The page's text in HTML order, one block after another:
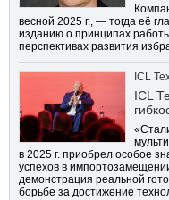
весной 2025 г., — тогда её
изданию о принципах
перспективах развития
ICL
ICL
в 2025 г. приобрел особое
успехов в
демонстрация реальной
борьбе за достижение